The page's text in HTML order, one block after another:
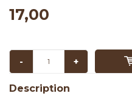
17,00
- +
Description